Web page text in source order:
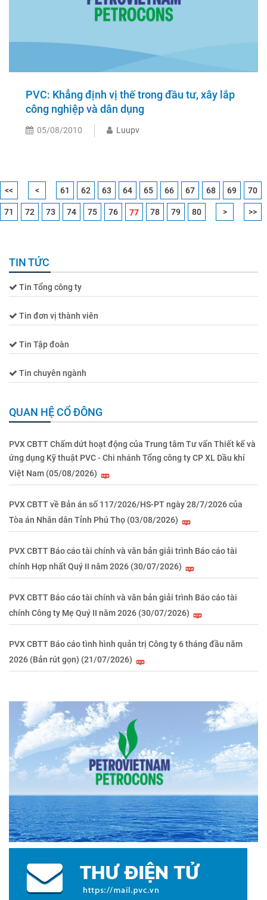
PVC: Khẳng định vị thế trong đầu tư, xây lắp
công nghiệp và dân dụng
05/08/2010 Luupv
<< < 61 62 63 64 65 66 67 68 69 70
71 72 73 74 75 76 77 78 79 80 > >>
TIN TỨC
Tin Tổng công ty
Tin đơn vị thành viên
Tin Tập đoàn
Tin chuyên ngành
QUAN HỆ CỔ ĐÔNG
PVX CBTT Chấm dứt hoạt động của Trung tâm Tư vấn Thiết kế và
ứng dụng Kỹ thuật PVC - Chi nhánh Tổng công ty CP XL Dầu khí
Việt Nam (05/08/2026)
PVX CBTT về Bản án số 117/2026/HS-PT ngày 28/7/2026 của
Tòa án Nhân dân Tỉnh Phú Thọ (03/08/2026)
PVX CBTT Báo cáo tài chính và văn bản giải trình Báo cáo tài
chính Hợp nhất Quý II năm 2026 (30/07/2026)
PVX CBTT Báo cáo tài chính và văn bản giải trình Báo cáo tài
chính Công ty Mẹ Quý II năm 2026 (30/07/2026)
PVX CBTT Báo cáo tình hình quản trị Công ty 6 tháng đầu năm
2026 (Bản rút gọn) (21/07/2026)